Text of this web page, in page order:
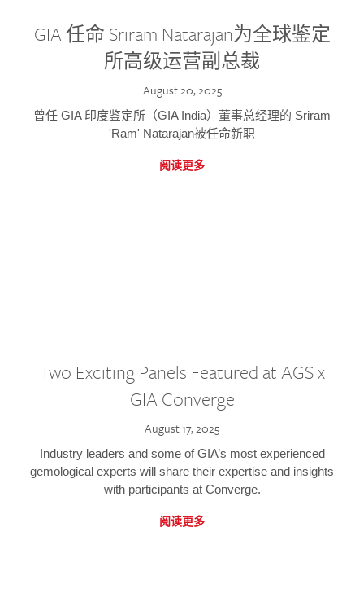
GIA 任命 Sriram Natarajan为全球鉴定
所高级运营副总裁
August 20, 2025
曾任 GIA 印度鉴定所（GIA India）董事总经理的 Sriram
'Ram' Natarajan被任命新职
阅读更多
Two Exciting Panels Featured at AGS x
GIA Converge
August 17, 2025
Industry leaders and some of GIA’s most experienced
gemological experts will share their expertise and insights
with participants at Converge.
阅读更多